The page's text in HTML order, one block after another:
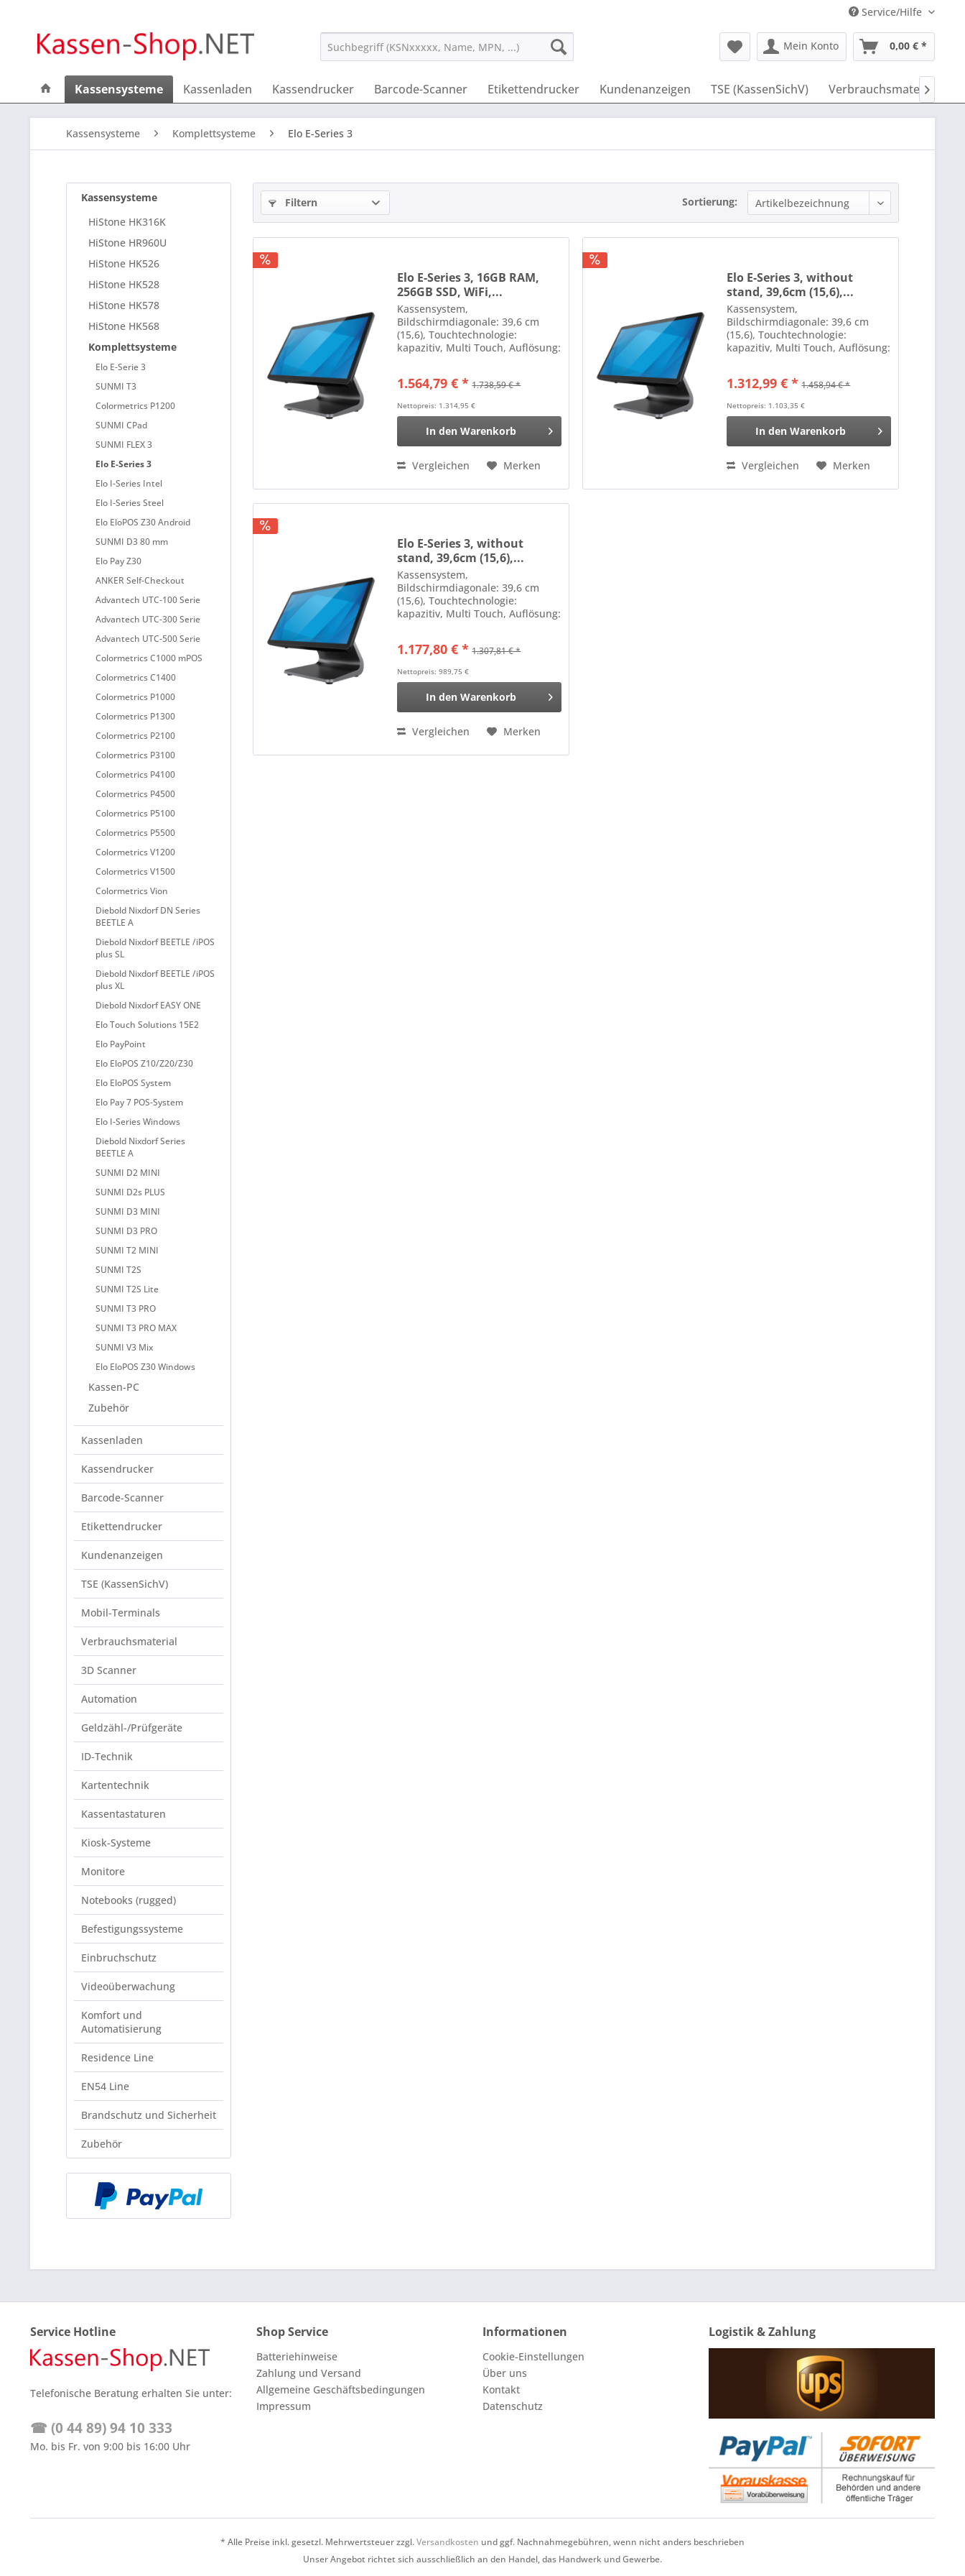
Service/Hilfe
Mein Konto 0,00 € *
Kassensysteme Kassenladen Kassendrucker Barcode-Scanner Etikettendrucker Kundenanzeigen TSE (KassenSichV) Verbrauchsmaterial

Kassensysteme Komplettsysteme Elo E-Series 3
Kassensysteme
HiStone HK316K
HiStone HR960U
HiStone HK526
HiStone HK528
HiStone HK578
HiStone HK568
Komplettsysteme
Elo E-Serie 3
SUNMI T3
Colormetrics P1200
SUNMI CPad
SUNMI FLEX 3
Elo E-Series 3
Elo I-Series Intel
Elo I-Series Steel
Elo EloPOS Z30 Android
SUNMI D3 80 mm
Elo Pay Z30
ANKER Self-Checkout
Advantech UTC-100 Serie
Advantech UTC-300 Serie
Advantech UTC-500 Serie
Colormetrics C1000 mPOS
Colormetrics C1400
Colormetrics P1000
Colormetrics P1300
Colormetrics P2100
Colormetrics P3100
Colormetrics P4100
Colormetrics P4500
Colormetrics P5100
Colormetrics P5500
Colormetrics V1200
Colormetrics V1500
Colormetrics Vion
Diebold Nixdorf DN Series
BEETLE A
Diebold Nixdorf BEETLE /iPOS
plus SL
Diebold Nixdorf BEETLE /iPOS
plus XL
Diebold Nixdorf EASY ONE
Elo Touch Solutions 15E2
Elo PayPoint
Elo EloPOS Z10/Z20/Z30
Elo EloPOS System
Elo Pay 7 POS-System
Elo I-Series Windows
Diebold Nixdorf Series
BEETLE A
SUNMI D2 MINI
SUNMI D2s PLUS
SUNMI D3 MINI
SUNMI D3 PRO
SUNMI T2 MINI
SUNMI T2S
SUNMI T2S Lite
SUNMI T3 PRO
SUNMI T3 PRO MAX
SUNMI V3 Mix
Elo EloPOS Z30 Windows
Kassen-PC
Zubehör
Kassenladen
Kassendrucker
Barcode-Scanner
Etikettendrucker
Kundenanzeigen
TSE (KassenSichV)
Mobil-Terminals
Verbrauchsmaterial
3D Scanner
Automation
Geldzähl-/Prüfgeräte
ID-Technik
Kartentechnik
Kassentastaturen
Kiosk-Systeme
Monitore
Notebooks (rugged)
Befestigungssysteme
Einbruchschutz
Videoüberwachung
Komfort und
Automatisierung
Residence Line
EN54 Line
Brandschutz und Sicherheit
Zubehör
Filtern Sortierung:
Elo E-Series 3, 16GB RAM,
256GB SSD, WiFi,...
Kassensystem,
Bildschirmdiagonale: 39,6 cm
(15,6), Touchtechnologie:
kapazitiv, Multi Touch, Auflösung:
Kontrast: 500:1, Anschluß: USB
(Klasse...
1.564,79 € * 1.738,59 € *
Nettopreis: 1.314,95 €
In den Warenkorb
Vergleichen Merken
Elo E-Series 3, without
stand, 39,6cm (15,6),...
Kassensystem,
Bildschirmdiagonale: 39,6 cm
(15,6), Touchtechnologie:
kapazitiv, Multi Touch, Auflösung:
Kontrast: 500:1, Anschluß: USB
(Klasse...
1.312,99 € * 1.458,94 € *
Nettopreis: 1.103,35 €
In den Warenkorb
Vergleichen Merken
Elo E-Series 3, without
stand, 39,6cm (15,6),...
Kassensystem,
Bildschirmdiagonale: 39,6 cm
(15,6), Touchtechnologie:
kapazitiv, Multi Touch, Auflösung:
Kontrast: 500:1, Anschluß: USB
(Klasse...
1.177,80 € * 1.307,81 € *
Nettopreis: 989,75 €
In den Warenkorb
Vergleichen Merken
Service Hotline
Telefonische Beratung erhalten Sie unter:
☎ (0 44 89) 94 10 333
Mo. bis Fr. von 9:00 bis 16:00 Uhr
Shop Service
Batteriehinweise
Zahlung und Versand
Allgemeine Geschäftsbedingungen
Impressum
Informationen
Cookie-Einstellungen
Über uns
Kontakt
Datenschutz
Logistik & Zahlung
* Alle Preise inkl. gesetzl. Mehrwertsteuer zzgl.Versandkosten und ggf. Nachnahmegebühren, wenn nicht anders beschrieben
Unser Angebot richtet sich ausschließlich an den Handel, das Handwerk und Gewerbe.